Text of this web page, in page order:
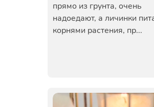
прямо из грунта, очень
надоедают, а личинки
корнями растения, пр...